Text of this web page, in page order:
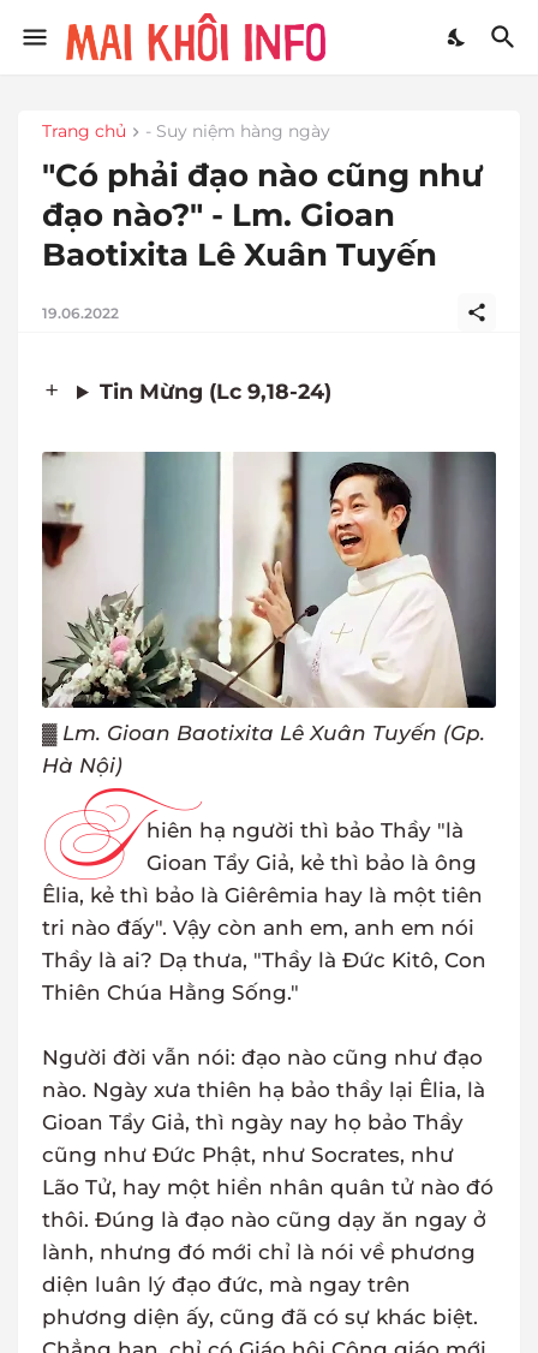
Trang chủ - Suy niệm hàng ngày
"Có phải đạo nào cũng như
đạo nào?" - Lm. Gioan
Baotixita Lê Xuân Tuyến
19.06.2022
Tin Mừng (Lc 9,18-24)
▓ Lm. Gioan Baotixita Lê Xuân Tuyến (Gp.
Hà Nội)
T hiên hạ người thì bảo Thầy "là
Gioan Tẩy Giả, kẻ thì bảo là ông
Êlia, kẻ thì bảo là Giêrêmia hay là một tiên
tri nào đấy". Vậy còn anh em, anh em nói
Thầy là ai? Dạ thưa, "Thầy là Đức Kitô, Con
Thiên Chúa Hằng Sống."
Người đời vẫn nói: đạo nào cũng như đạo
nào. Ngày xưa thiên hạ bảo thầy lại Êlia, là
Gioan Tẩy Giả, thì ngày nay họ bảo Thầy
cũng như Đức Phật, như Socrates, như
Lão Tử, hay một hiền nhân quân tử nào đó
thôi. Đúng là đạo nào cũng dạy ăn ngay ở
lành, nhưng đó mới chỉ là nói về phương
diện luân lý đạo đức, mà ngay trên
phương diện ấy, cũng đã có sự khác biệt.